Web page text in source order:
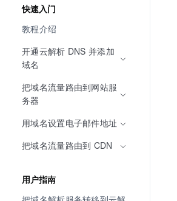
快速入门
教程介绍
开通云解析 DNS 并添加
域名
把域名流量路由到网站服
务器
用域名设置电子邮件地址
把域名流量路由到 CDN
用户指南